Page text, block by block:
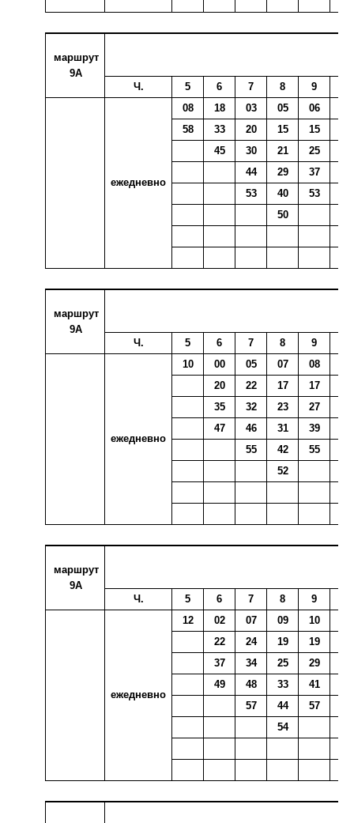
маршрут
9А
Ч.
5 6 7 8 9
ежедневно
08 18 03 05 06
58
33 20 15 15
45
30 21 25
44
29 37
53
40 53
50
маршрут
9А
Ч.
5 6 7 8 9
ежедневно
10 00 05 07 08
20
22 17 17
35
32 23 27
47
46 31 39
55
42 55
52
маршрут
9А
Ч.
5 6 7 8 9
ежедневно
12 02 07 09 10
22
24 19 19
37
34 25 29
49
48 33 41
57
44 57
54